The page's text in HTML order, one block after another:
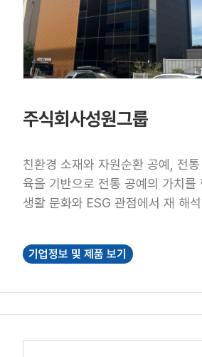
주식회사성원그룹
친환경 소재와 자원순환 공예, 전
육을 기반으로 전통 공예의 가치를
생활 문화와 ESG 관점에서 재 해
ESG 연계형 공예 교육 콘텐츠를 연
하고, 웰니스(Wellnics) 중심의 문화 예술
유워시 셀프세차장과 우지커피 매
점, 한국공예체험박물관을 운영하
기업정보 및 제품 보기